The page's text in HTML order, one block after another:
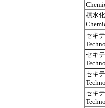
積水
セキ
セキ
セキ
セキ